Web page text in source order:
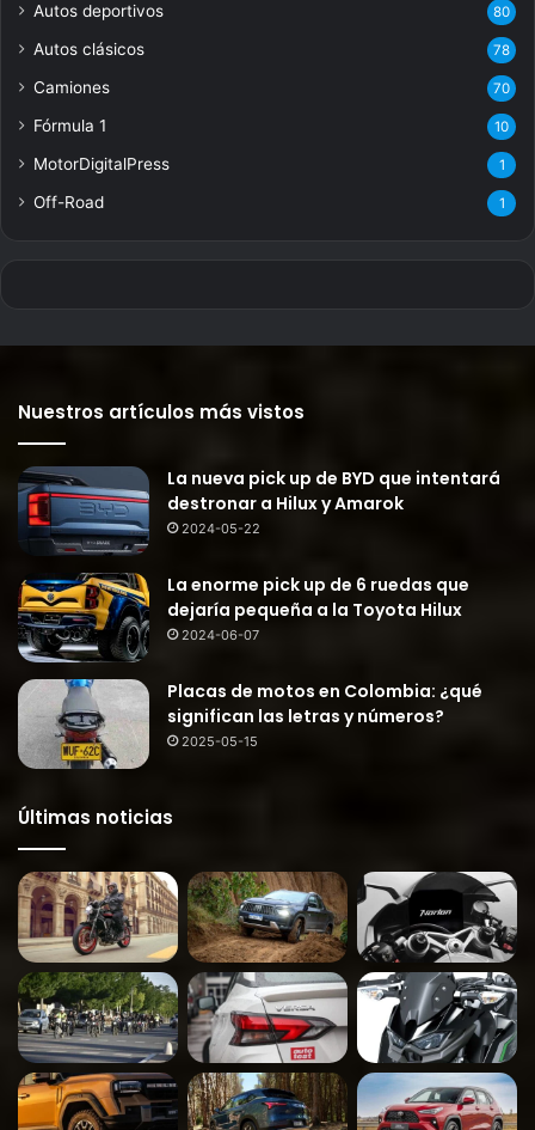
Autos deportivos 80
Autos clásicos 78
Camiones 70
Fórmula 1 10
MotorDigitalPress 1
Off-Road 1
Nuestros artículos más vistos
La nueva pick up de BYD que intentará
destronar a Hilux y Amarok
2024-05-22
La enorme pick up de 6 ruedas que
dejaría pequeña a la Toyota Hilux
2024-06-07
Placas de motos en Colombia: ¿qué
significan las letras y números?
2025-05-15
Últimas noticias